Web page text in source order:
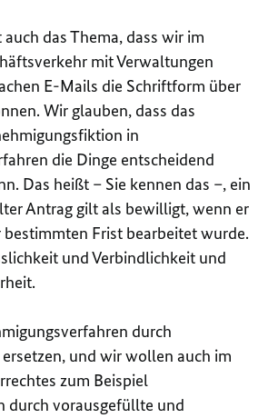
das Thema, dass wir im
mit Verwaltungen
E-Mails die Schriftform über
Wir glauben, dass das
in
die Dinge entscheidend
Das heißt – Sie kennen das –, ein
Antrag gilt als bewilligt, wenn er
Frist bearbeitet wurde.
und Verbindlichkeit und
durch
und wir wollen auch im
zum Beispiel
durch vorausgefüllte und